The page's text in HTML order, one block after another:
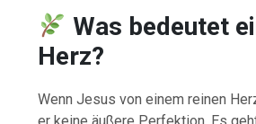
Was bedeutet
Herz?
Wenn Jesus von einem reinen